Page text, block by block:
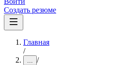
Создать резюме
Главная
/
... /